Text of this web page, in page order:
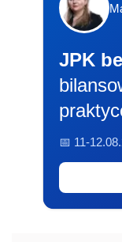
JPK
📅 11-